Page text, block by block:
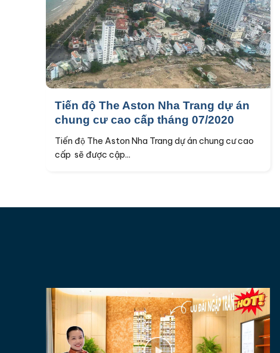
Tiến độ The Aston Nha Trang dự án
chung cư cao cấp tháng 07/2020
Tiến độ The Aston Nha Trang dự án chung cư cao
cấp sẽ được cập...